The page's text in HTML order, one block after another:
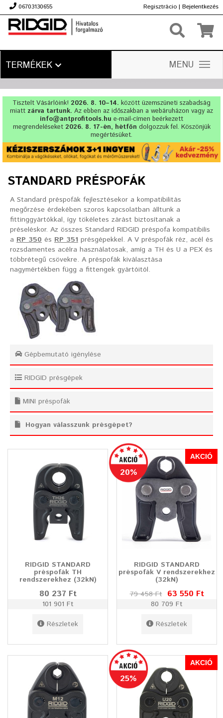
06703130655 Regisztrácio | Bejelentkezés
TERMÉKEK MENU
Tisztelt Vásárlóink! 2026. 8. 10–14. között üzemszüneti szabadság
miatt zárva tartunk. Az ebben az időszakban a webáruházon vagy az
info@antprofitools.hu e-mail-címen beérkezett
megrendeléseket 2026. 8. 17-én, hétfőn dolgozzuk fel. Köszönjük
megértésüket.
STANDARD PRÉSPOFÁK
A Standard préspofák fejlesztésekor a kompatibilitás
megőrzése érdekében szoros kapcsolatban álltunk a
fittinggyártókkal, így tökéletes zárást biztosítanak a
préseléskor. Az összes Standard RIDGID préspofa kompatibilis
a RP 350 és RP 351 présgépekkel. A V préspofák réz, acél és
rozsdamentes acélra használatosak, amíg a TH és U a PEX és
többrétegű csövekre. A préspofák kiválasztása
nagymértékben függ a fittengek gyártóitól.
Gépbemutató igénylése
RIDGID présgépek
MINI préspofák
Hogyan válasszunk présgépet?
RIDGID STANDARD
préspofák TH
rendszerekhez (32kN)
80 237 Ft
101 901 Ft
Részletek
20%
AKCIÓ
RIDGID STANDARD
préspofák V rendszerekhez
(32kN)
79 458 Ft 63 550 Ft
80 709 Ft
Részletek
25%
AKCIÓ